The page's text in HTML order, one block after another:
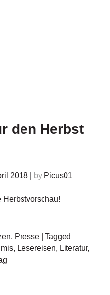
den Herbst
2018 by Picus01
Herbstvorschau!
, Presse
Tagged
, Lesereisen, Literatur,